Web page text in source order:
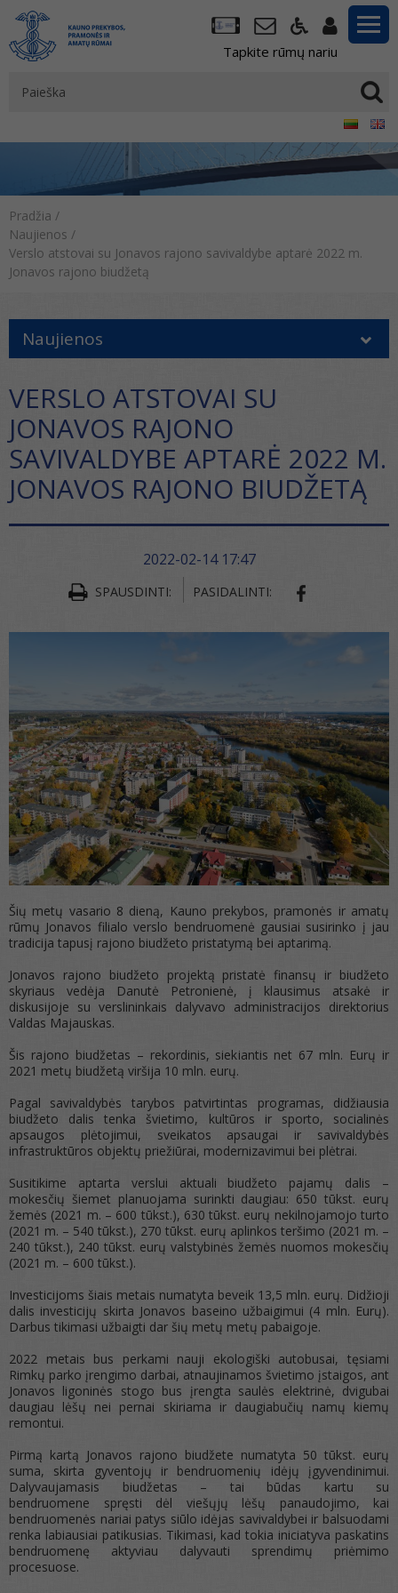
Tapkite rūmų nariu
Pradžia /
Naujienos /
Verslo atstovai su Jonavos rajono savivaldybe aptarė 2022 m.
Jonavos rajono biudžetą
Naujienos
VERSLO ATSTOVAI SU
JONAVOS RAJONO
SAVIVALDYBE APTARĖ 2022 M.
JONAVOS RAJONO BIUDŽETĄ
2022-02-14 17:47
SPAUSDINTI: PASIDALINTI:
Šių metų vasario 8 dieną, Kauno prekybos, pramonės ir amatų
rūmų Jonavos filialo verslo bendruomenė gausiai susirinko į jau
tradicija tapusį rajono biudžeto pristatymą bei aptarimą.
Jonavos rajono biudžeto projektą pristatė finansų ir biudžeto
skyriaus vedėja Danutė Petronienė, į klausimus atsakė ir
diskusijoje su verslininkais dalyvavo administracijos direktorius
Valdas Majauskas.
Šis rajono biudžetas – rekordinis, siekiantis net 67 mln. Eurų ir
2021 metų biudžetą viršija 10 mln. eurų.
Pagal savivaldybės tarybos patvirtintas programas, didžiausia
biudžeto dalis tenka švietimo, kultūros ir sporto, socialinės
apsaugos plėtojimui, sveikatos apsaugai ir savivaldybės
infrastruktūros objektų priežiūrai, modernizavimui bei plėtrai.
Susitikime aptarta verslui aktuali biudžeto pajamų dalis –
mokesčių šiemet planuojama surinkti daugiau: 650 tūkst. eurų
žemės (2021 m. – 600 tūkst.), 630 tūkst. eurų nekilnojamojo turto
(2021 m. – 540 tūkst.), 270 tūkst. eurų aplinkos teršimo (2021 m. –
240 tūkst.), 240 tūkst. eurų valstybinės žemės nuomos mokesčių
(2021 m. – 600 tūkst.).
Investicijoms šiais metais numatyta beveik 13,5 mln. eurų. Didžioji
dalis investicijų skirta Jonavos baseino užbaigimui (4 mln. Eurų).
Darbus tikimasi užbaigti dar šių metų metų pabaigoje.
2022 metais bus perkami nauji ekologiški autobusai, tęsiami
Rimkų parko įrengimo darbai, atnaujinamos švietimo įstaigos, ant
Jonavos ligoninės stogo bus įrengta saulės elektrinė, dvigubai
daugiau lėšų nei pernai skiriama ir daugiabučių namų kiemų
remontui.
Pirmą kartą Jonavos rajono biudžete numatyta 50 tūkst. eurų
suma, skirta gyventojų ir bendruomenių idėjų įgyvendinimui.
Dalyvaujamasis biudžetas – tai būdas kartu su
bendruomene spręsti dėl viešųjų lėšų panaudojimo, kai
bendruomenės nariai patys siūlo idėjas savivaldybei ir balsuodami
renka labiausiai patikusias. Tikimasi, kad tokia iniciatyva paskatins
bendruomenę aktyviau dalyvauti sprendimų priėmimo
procesuose.